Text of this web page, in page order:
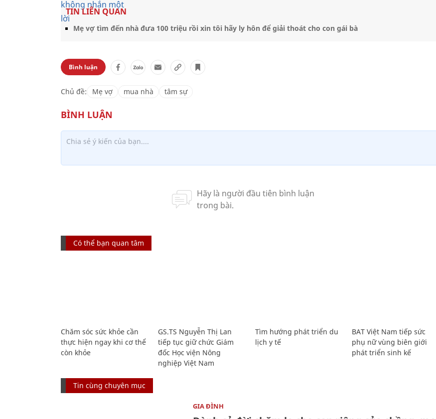
TIN LIÊN QUAN
Mẹ vợ tìm đến nhà đưa 100 triệu rồi xin tôi hãy ly hôn để giải thoát cho con gái bà
Bình luận
Chủ đề: Mẹ vợ mua nhà tâm sự
Có thể bạn quan tâm
Chăm sóc sức khỏe cần
thực hiện ngay khi cơ thể
còn khỏe
GS.TS Nguyễn Thị Lan
tiếp tục giữ chức Giám
đốc Học viện Nông
nghiệp Việt Nam
Tìm hướng phát triển du
lịch y tế
BAT Việt Nam tiếp sức
phụ nữ vùng biên giới
phát triển sinh kế
Tin cùng chuyên mục
GIA ĐÌNH